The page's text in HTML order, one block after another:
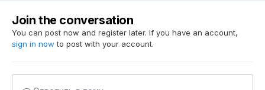
Join the conversation
You can post now and register later. If you have an account,
sign in now to post with your account.